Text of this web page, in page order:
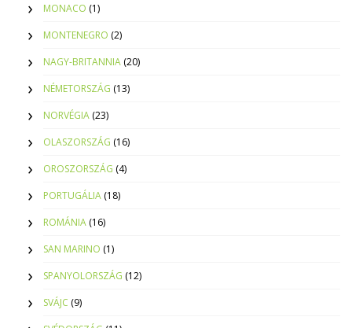
MONACO (1)
MONTENEGRO (2)
NAGY-BRITANNIA (20)
NÉMETORSZÁG (13)
NORVÉGIA (23)
OLASZORSZÁG (16)
OROSZORSZÁG (4)
PORTUGÁLIA (18)
ROMÁNIA (16)
SAN MARINO (1)
SPANYOLORSZÁG (12)
SVÁJC (9)